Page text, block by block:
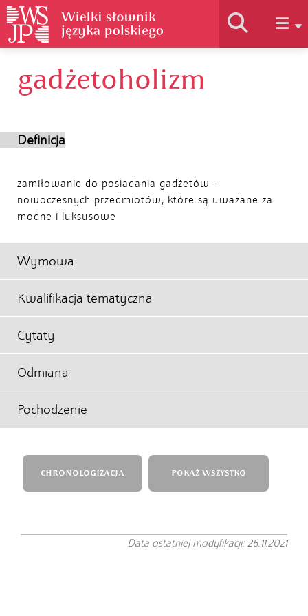
Historia słownika
gadżetoholizm
Definicja
zamiłowanie do posiadania gadżetów -
nowoczesnych przedmiotów, które są uważane za
modne i luksusowe
Wymowa
Kwalifikacja tematyczna
Cytaty
Odmiana
Pochodzenie
CHRONOLOGIZACJA POKAŻ WSZYSTKO
Data ostatniej modyfikacji: 26.11.2021